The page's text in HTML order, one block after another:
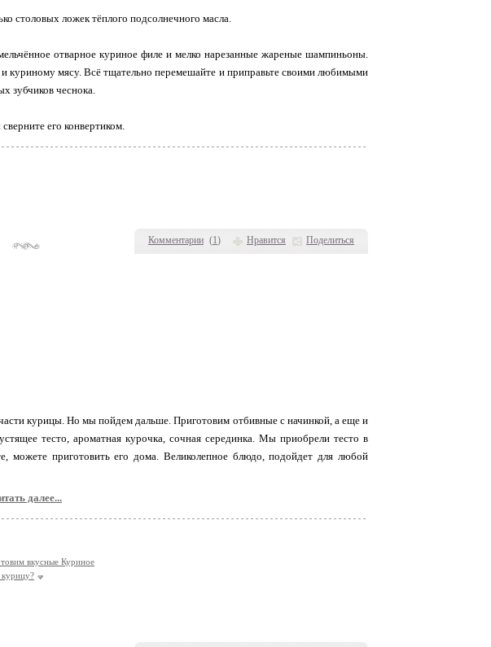
Комментарии (1) Нравится Поделиться
столовых ложек тёплого подсолнечного масла.
отварное куриное филе и мелко нарезанные жареные шампиньоны.
и куриному мясу. Всё тщательно перемешайте и приправьте своими любимыми
зубчиков чеснока.
его конвертиком.
курицы. Но мы пойдем дальше. Приготовим отбивные с начинкой, а еще и
тесто, ароматная курочка, сочная серединка. Мы приобрели тесто в
можете приготовить его дома. Великолепное блюдо, подойдет для любой
далее...
вкусные Куриное
курицу?